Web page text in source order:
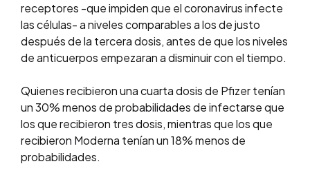
receptores -que impiden que el coronavirus infecte
las células- a niveles comparables a los de justo
después de la tercera dosis, antes de que los niveles
de anticuerpos empezaran a disminuir con el tiempo.
Quienes recibieron una cuarta dosis de Pfizer tenían
un 30% menos de probabilidades de infectarse que
los que recibieron tres dosis, mientras que los que
recibieron Moderna tenían un 18% menos de
probabilidades.